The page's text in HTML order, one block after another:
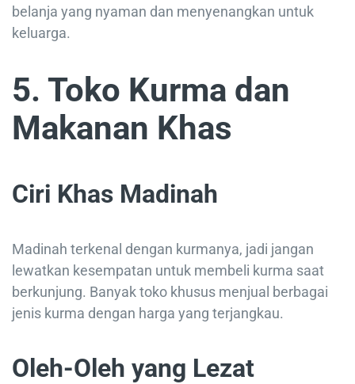
belanja yang nyaman dan menyenangkan untuk
keluarga.
5. Toko Kurma dan
Makanan Khas
Ciri Khas Madinah
Madinah terkenal dengan kurmanya, jadi jangan
lewatkan kesempatan untuk membeli kurma saat
berkunjung. Banyak toko khusus menjual berbagai
jenis kurma dengan harga yang terjangkau.
Oleh-Oleh yang Lezat